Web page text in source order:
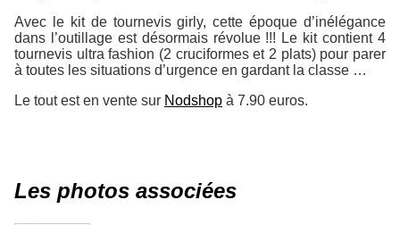
Avec le kit de tournevis girly, cette époque d’inélégance
dans l’outillage est désormais révolue !!! Le kit contient 4
tournevis ultra fashion (2 cruciformes et 2 plats) pour parer
à toutes les situations d’urgence en gardant la classe …
Le tout est en vente sur Nodshop à 7.90 euros.
Les photos associées